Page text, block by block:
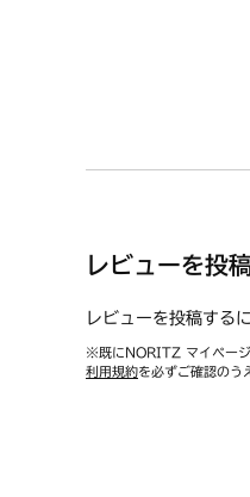
レビューを投
レビューを投稿する
※既にNORITZ マイページ
利用規約を必ずご確認のう